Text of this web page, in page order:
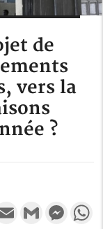
de
vers la
?
Email Gmail